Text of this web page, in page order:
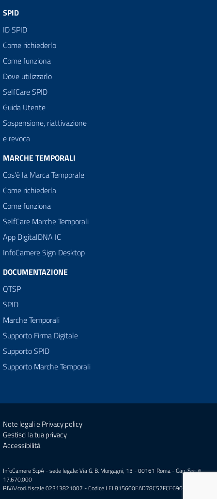
SPID
ID SPID
Come richiederlo
Come funziona
Dove utilizzarlo
SelfCare SPID
Guida Utente
Sospensione, riattivazione
e revoca
MARCHE TEMPORALI
Cos'è la Marca Temporale
Come richiederla
Come funziona
SelfCare Marche Temporali
App DigitalDNA IC
InfoCamere Sign Desktop
DOCUMENTAZIONE
QTSP
SPID
Marche Temporali
Supporto Firma Digitale
Supporto SPID
Supporto Marche Temporali
Note legali e Privacy policy
Gestisci la tua privacy
Accessibilità
InfoCamere ScpA - sede legale: Via G. B. Morgagni, 13 - 00161 Roma - Cap. Soc. €
17.670.000
P.IVA/cod. fiscale 02313821007 - Codice LEI 815600EAD78C57FCE690